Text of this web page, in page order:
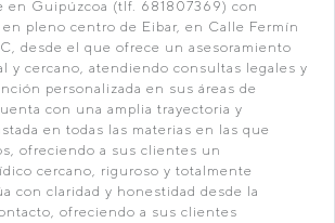
en Guipúzcoa (tlf. 681807369) con
pleno centro de Eibar, en Calle Fermín
C, desde el que ofrece un asesoramiento
y cercano, atendiendo consultas legales y
personalizada en sus áreas de
con una amplia trayectoria y
en todas las materias en las que
ofreciendo a sus clientes un
cercano, riguroso y totalmente
con claridad y honestidad desde la
ofreciendo a sus clientes